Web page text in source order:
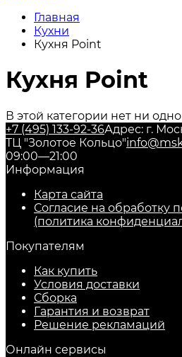
Главная
Кухни
Кухня Point
Кухня Point
В этой категории нет ни
+7 (495) 133-92-36Адрес: г.
ТЦ "Золотое Кольцо"
09:00—21:00
Информация
Карта сайта
Согласие на обработку
(политика
Покупателям
Как купить
Условия доставки
Сборка
Гарантия и возврат
Решение рекламаций
Онлайн сервисы